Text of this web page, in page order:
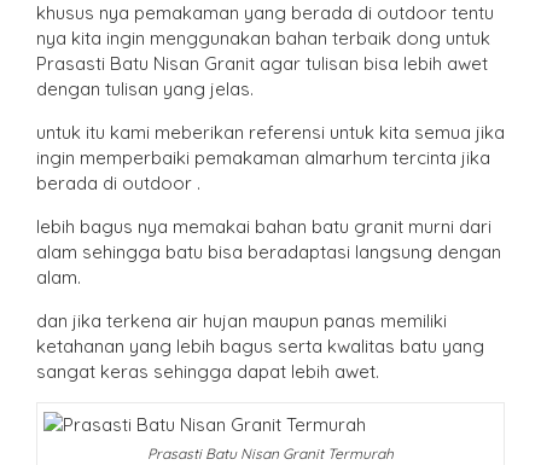
khusus nya pemakaman yang berada di outdoor tentu
nya kita ingin menggunakan bahan terbaik dong untuk
Prasasti Batu Nisan Granit agar tulisan bisa lebih awet
dengan tulisan yang jelas.
untuk itu kami meberikan referensi untuk kita semua jika
ingin memperbaiki pemakaman almarhum tercinta jika
berada di outdoor .
lebih bagus nya memakai bahan batu granit murni dari
alam sehingga batu bisa beradaptasi langsung dengan
alam.
dan jika terkena air hujan maupun panas memiliki
ketahanan yang lebih bagus serta kwalitas batu yang
sangat keras sehingga dapat lebih awet.
Prasasti Batu Nisan Granit Termurah